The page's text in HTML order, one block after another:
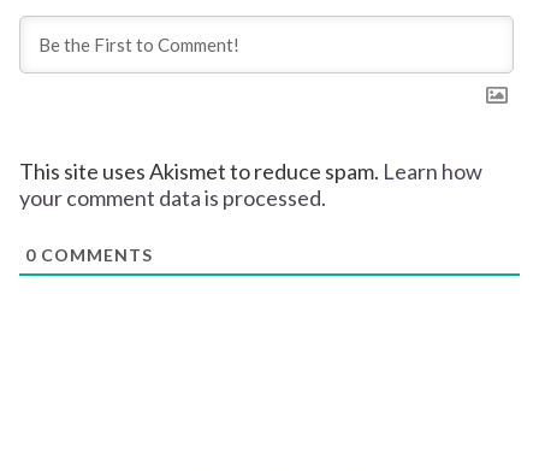
This site uses Akismet to reduce spam. Learn how
your comment data is processed.
0 COMMENTS